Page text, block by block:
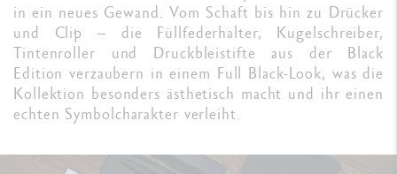
in ein neues Gewand. Vom Schaft bis hin zu Drücker
und Clip – die Füllfederhalter, Kugelschreiber,
Tintenroller und Druckbleistifte aus der Black
Edition verzaubern in einem Full Black-Look, was die
Kollektion besonders ästhetisch macht und ihr einen
echten Symbolcharakter verleiht.